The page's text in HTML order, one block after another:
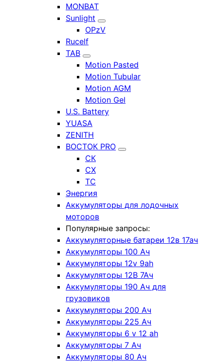
MONBAT
Sunlight
OPzV
Rucelf
TAB
Motion Pasted
Motion Tubular
Motion AGM
Motion Gel
U.S. Battery
YUASA
ZENITH
ВОСТОК PRO
СК
СХ
ТС
Энергия
Аккумуляторы для лодочных
моторов
Популярные запросы:
Аккумуляторные батареи 12в 17ач
Аккумуляторы 100 Ач
Аккумуляторы 12v 9ah
Аккумуляторы 12В 7Ач
Аккумуляторы 190 Ач для
грузовиков
Аккумуляторы 200 Ач
Аккумуляторы 225 Ач
Аккумуляторы 6 v 12 ah
Аккумуляторы 7 Ач
Аккумуляторы 80 Ач